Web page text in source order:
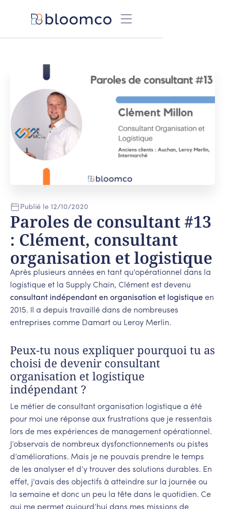
Publié le 12/10/2020
Paroles de consultant #13
: Clément, consultant
organisation et logistique
Après plusieurs années en tant qu'opérationnel dans la
logistique et la Supply Chain, Clément est devenu
consultant indépendant en organisation et logistique en
2015. Il a depuis travaillé dans de nombreuses
entreprises comme Damart ou Leroy Merlin.
Peux-tu nous expliquer pourquoi tu as
choisi de devenir consultant
organisation et logistique
indépendant ?
Le métier de consultant organisation logistique a été
pour moi une réponse aux frustrations que je ressentais
lors de mes expériences de management opérationnel.
J’observais de nombreux dysfonctionnements ou pistes
d’améliorations. Mais je ne pouvais prendre le temps
de les analyser et d’y trouver des solutions durables. En
effet, j'avais des objectifs à atteindre sur la journée ou
la semaine et donc un peu la tête dans le quotidien. Ce